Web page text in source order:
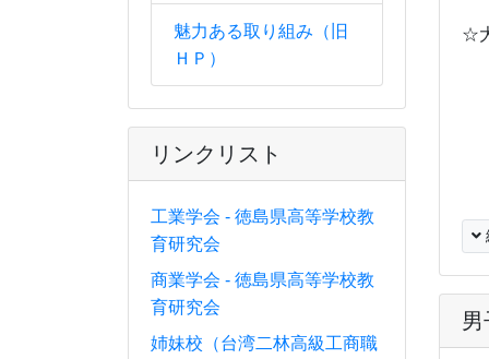
魅力ある取り組み（旧
ＨＰ）
リンクリスト
工業学会 - 徳島県高等学校教
育研究会
商業学会 - 徳島県高等学校教
育研究会
姉妹校（台湾二林高級工商職
☆